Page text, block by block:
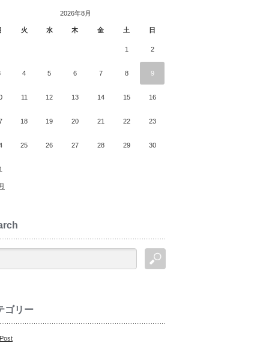
2026年8月
火 水 木 金 土 日
1 2
4 5 6 7 8 9
11 12 13 14 15 16
18 19 20 21 22 23
25 26 27 28 29 30
ゴリー